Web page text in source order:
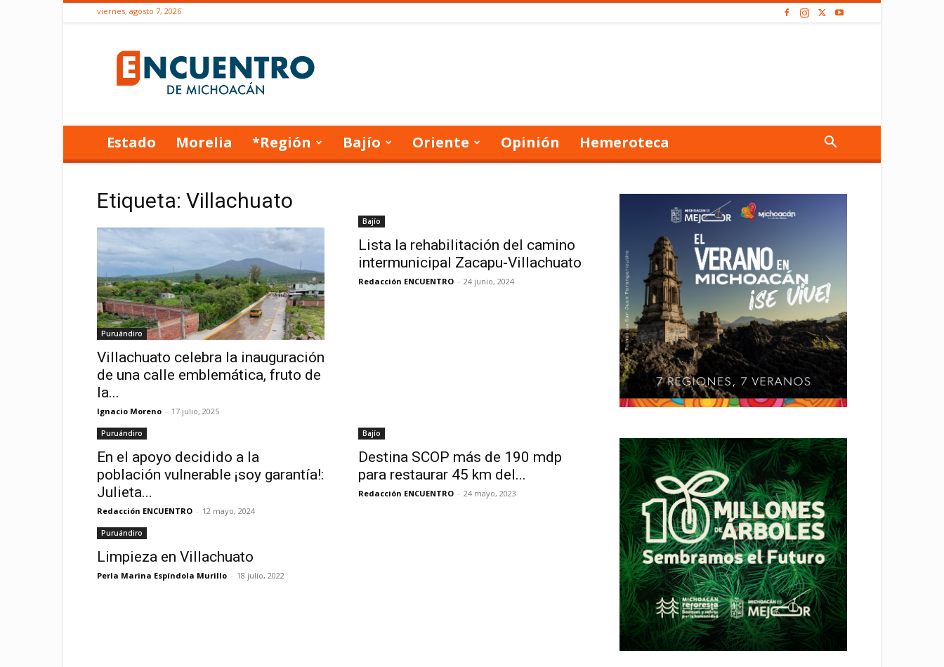
viernes, agosto 7, 2026
de
Michoacán
Estado Morelia *Región Bajío Oriente Opinión Hemeroteca
Etiqueta: Villachuato
Puruándiro
Villachuato celebra la inauguración
de una calle emblemática, fruto de
la...
Ignacio Moreno - 17 julio, 2025
Bajío
Lista la rehabilitación del camino
intermunicipal Zacapu-Villachuato
Redacción ENCUENTRO - 24 junio, 2024
Puruándiro
En el apoyo decidido a la
población vulnerable ¡soy garantía!:
Julieta...
Redacción ENCUENTRO - 12 mayo, 2024
Bajío
Destina SCOP más de 190 mdp
para restaurar 45 km del...
Redacción ENCUENTRO - 24 mayo, 2023
Puruándiro
Limpieza en Villachuato
Perla Marina Espíndola Murillo - 18 julio, 2022